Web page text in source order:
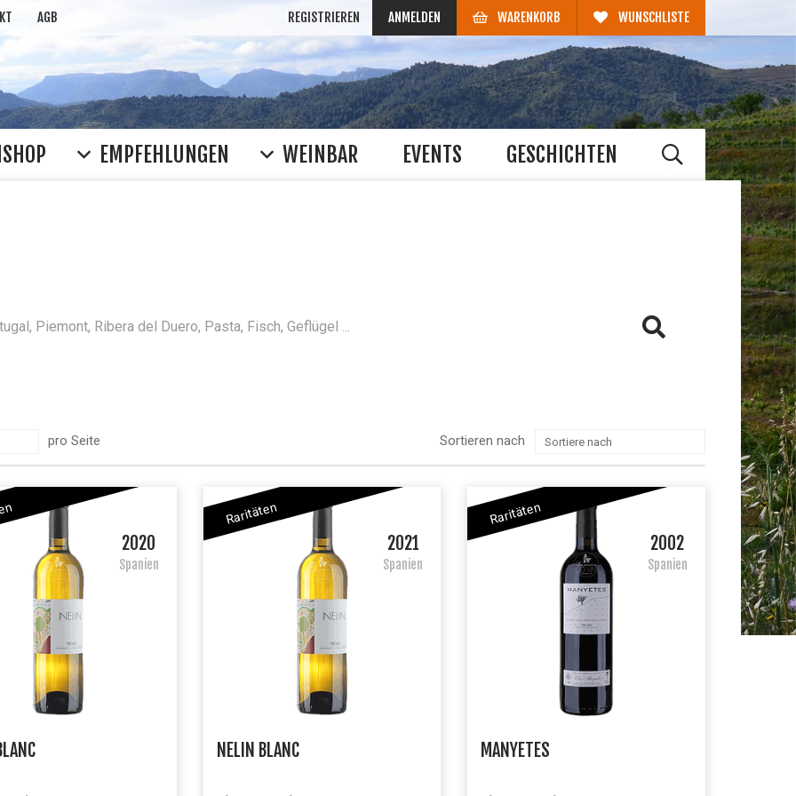
AGB REGISTRIEREN ANMELDEN WARENKORB WUNSCHLISTE
EMPFEHLUNGEN WEINBAR EVENTS GESCHICHTEN
pro Seite Sortieren nach Sortiere nach
2020
Spanien
Raritäten
2021
Spanien
NELIN BLANC
Raritäten
2002
Spanien
MANYETES